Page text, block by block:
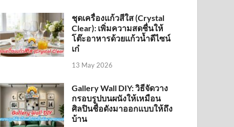
ชุดเครื่องแก้วสีใส (Crystal
Clear): เพิ่มความสดชื่นให้
โต๊ะอาหารด้วยแก้วน้ำดีไซน์
เก๋
13 May 2026
Gallery Wall DIY: วิธีจัดวาง
กรอบรูปบนผนังให้เหมือน
ศิลปินชื่อดังมาออกแบบให้ถึง
บ้าน